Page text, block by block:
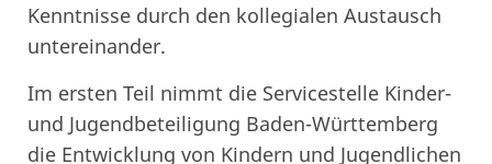
Kenntnisse durch den kollegialen Austausch
untereinander.
Im ersten Teil nimmt die Servicestelle Kinder-
und Jugendbeteiligung Baden-Württemberg
die Entwicklung von Kindern und Jugendlichen